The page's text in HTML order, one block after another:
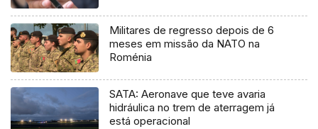
Militares de regresso depois de 6
meses em missão da NATO na
Roménia
SATA: Aeronave que teve avaria
hidráulica no trem de aterragem já
está operacional